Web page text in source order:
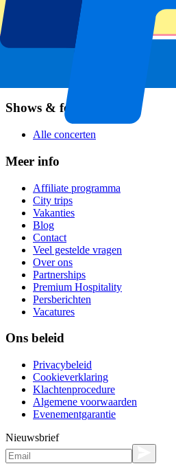
Champions League
Premier League
Shows & festivals
Alle concerten
Meer info
Affiliate programma
City trips
Vakanties
Blog
Contact
Veel gestelde vragen
Over ons
Partnerships
Premium Hospitality
Persberichten
Vacatures
Ons beleid
Privacybeleid
Cookieverklaring
Klachtenprocedure
Algemene voorwaarden
Evenementgarantie
Nieuwsbrief